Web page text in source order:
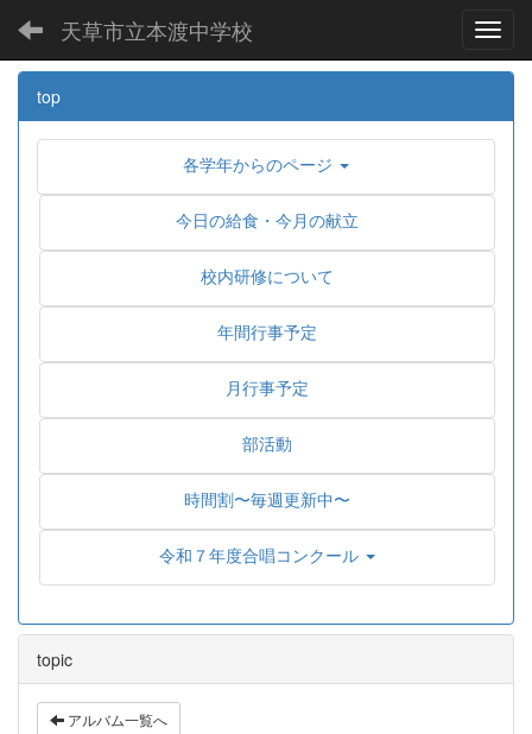
天草市立本渡中学校
top
各学年からのページ
今日の給食・今月の献立
校内研修について
年間行事予定
月行事予定
部活動
時間割〜毎週更新中〜
令和７年度合唱コンクール
topic
アルバム一覧へ